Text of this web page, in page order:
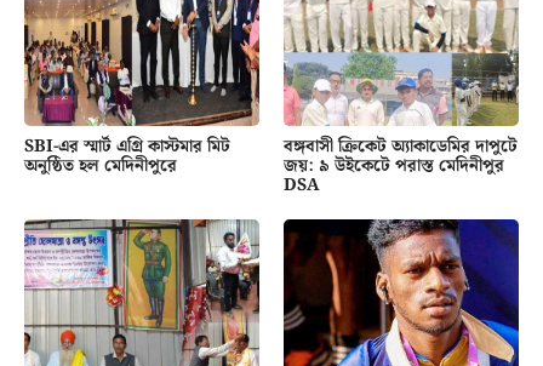
SBI-এর স্মার্ট এগ্রি কাস্টমার মিট
অনুষ্ঠিত হল মেদিনীপুরে
বঙ্গবাসী ক্রিকেট অ্যাকাডেমির দাপুটে
জয়: ৯ উইকেটে পরাস্ত মেদিনীপুর
DSA